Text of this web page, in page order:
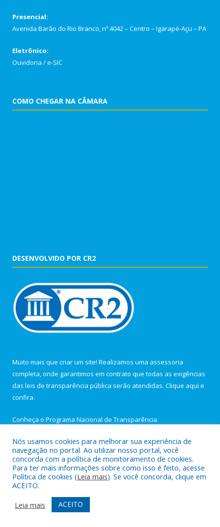
Presencial:
Avenida Barão do Rio Branco, nº 4042 – Centro – Igarapé-Açu – PA
Eletrônico:
Ouvidoria /e-SIC
COMO CHEGAR NA CÂMARA
DESENVOLVIDO POR CR2
Muito mais que criar um site! Realizamos uma assessoria
completa, onde garantimos em contrato que todas as exigências
das leis de transparência pública serão atendidas. Clique aqui e
confira.
Conheça o Programa Nacional de Transparência
Todos os direitos reservados a Câmara Municipal de Igarapé-
Açu.
Portal da transparência
Acessar Área Administrativa
Nós usamos cookies para melhorar sua experiência de
navegação no portal. Ao utilizar nosso portal, você
concorda com a política de monitoramento de cookies.
Para ter mais informações sobre como isso é feito, acesse
Política de cookies (Leia mais). Se você concorda, clique em
ACEITO.
Leia mais
ACEITO